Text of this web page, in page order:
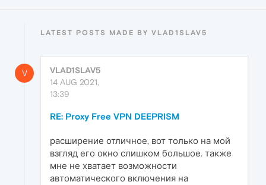
LATEST POSTS MADE BY VLAD1SLAV5
V
VLAD1SLAV5
14 AUG 2021,
13:39
RE: Proxy Free VPN DEEPRISM
расширение отличное, вот только на мой
взгляд его окно слишком большое. также
мне не хватает возможности
автоматического включения на